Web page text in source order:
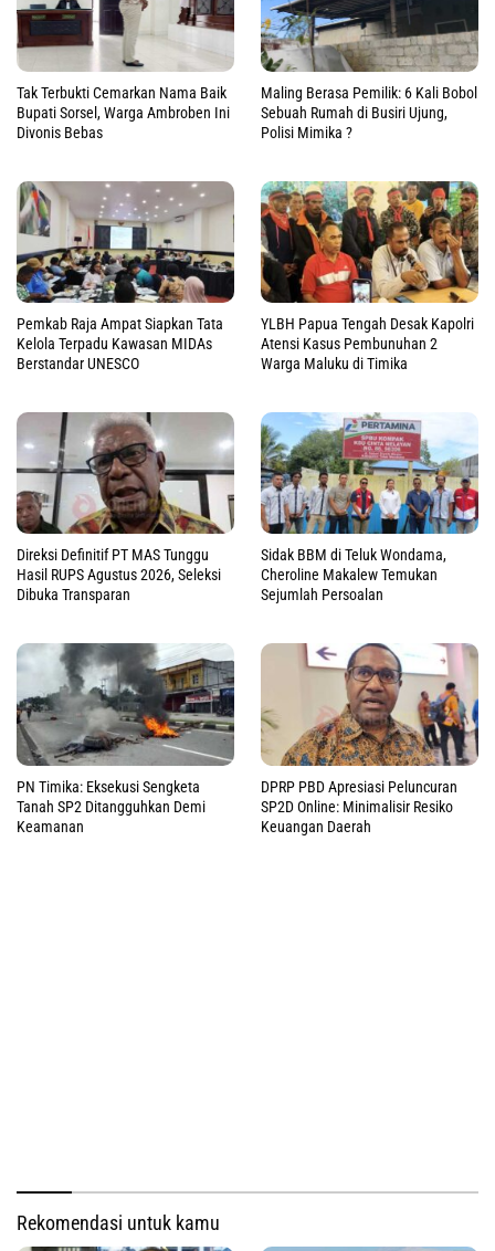
Tak Terbukti Cemarkan Nama Baik
Bupati Sorsel, Warga Ambroben Ini
Divonis Bebas
Maling Berasa Pemilik: 6 Kali Bobol
Sebuah Rumah di Busiri Ujung,
Polisi Mimika ?
Pemkab Raja Ampat Siapkan Tata
Kelola Terpadu Kawasan MIDAs
Berstandar UNESCO
YLBH Papua Tengah Desak Kapolri
Atensi Kasus Pembunuhan 2
Warga Maluku di Timika
Direksi Definitif PT MAS Tunggu
Hasil RUPS Agustus 2026, Seleksi
Dibuka Transparan
Sidak BBM di Teluk Wondama,
Cheroline Makalew Temukan
Sejumlah Persoalan
PN Timika: Eksekusi Sengketa
Tanah SP2 Ditangguhkan Demi
Keamanan
DPRP PBD Apresiasi Peluncuran
SP2D Online: Minimalisir Resiko
Keuangan Daerah
Rekomendasi untuk kamu